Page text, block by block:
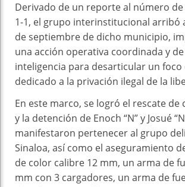
Derivado de un reporte al número de
1-1, el grupo interinstitucional arribó
de septiembre de dicho municipio,
una acción operativa coordinada y
inteligencia para desarticular un foco
dedicado a la privación ilegal de la
En este marco, se logró el rescate de
y la detención de Enoch “N” y Josué
manifestaron pertenecer al grupo
Sinaloa, así como el aseguramiento
de color calibre 12 mm, un arma de
mm con 3 cargadores, un arma de